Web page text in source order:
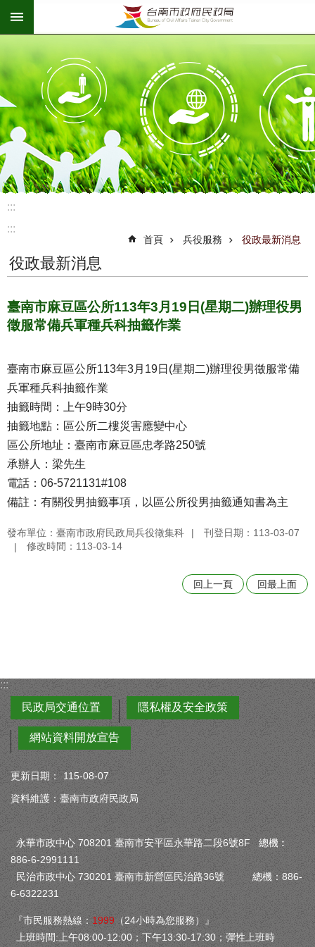
跳到主要內容區塊
:::
:::
首頁 兵役服務 役政最新消息
役政最新消息
臺南市麻豆區公所113年3月19日(星期二)辦理役男
徵服常備兵軍種兵科抽籤作業
臺南市麻豆區公所113年3月19日(星期二)辦理役男徵服常備
兵軍種兵科抽籤作業
抽籤時間：上午9時30分
抽籤地點：區公所二樓災害應變中心
區公所地址：臺南市麻豆區忠孝路250號
承辦人：梁先生
電話：06-5721131#108
備註：有關役男抽籤事項，以區公所役男抽籤通知書為主
發布單位：臺南市政府民政局兵役徵集科
刊登日期：113-03-07
修改時間：113-03-14
回上一頁 回最上面
:::
民政局交通位置
隱私權及安全政策
網站資料開放宣告
更新日期：
115-08-07
資料維護：臺南市政府民政局
永華市政中心 708201 臺南市安平區永華路二段6號8F 總機︰
886-6-2991111
民治市政中心 730201 臺南市新營區民治路36號 總機：886-
6-6322231
『市民服務熱線： 1999 （24小時為您服務）』
上班時間:上午08:00-12:00；下午13:30-17:30；彈性上班時